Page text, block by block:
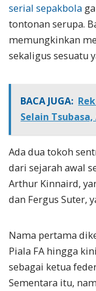
serial sepakbola
tontonan serupa.
memungkinkan
sekaligus sesuatu
BACA JUGA:
Selain
Ada dua tokoh
dari sejarah awal
Arthur Kinnaird,
dan Fergus Suter,
Nama pertama
Piala FA hingga
sebagai ketua
Sementara itu,